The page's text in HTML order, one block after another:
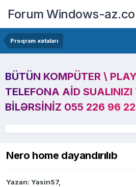
Forum Windows-
Proqram xətaları
BÜTÜN KOMPÜTER \
TELEFONA AID
BILƏRSINIZ 055 226 96 22
Nero home dayandırılıb
Yazan: Yasin57,